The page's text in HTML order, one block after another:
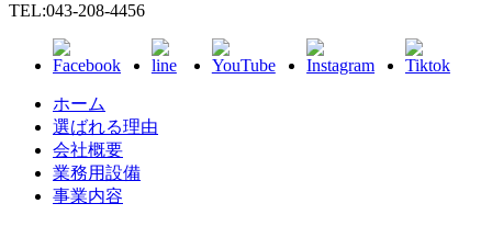
TEL:043-208-4456
ホーム
選ばれる理由
会社概要
業務用設備
事業内容